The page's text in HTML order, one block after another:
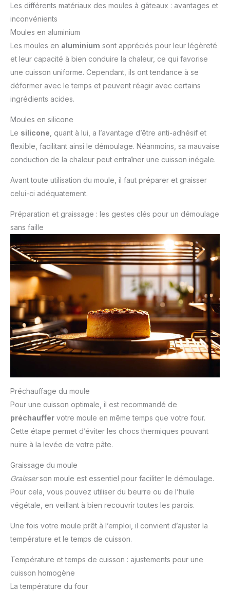
Les différents matériaux des moules à gâteaux : avantages et
inconvénients
Moules en aluminium
Les moules en aluminium sont appréciés pour leur légèreté
et leur capacité à bien conduire la chaleur, ce qui favorise
une cuisson uniforme. Cependant, ils ont tendance à se
déformer avec le temps et peuvent réagir avec certains
ingrédients acides.
Moules en silicone
Le silicone , quant à lui, a l’avantage d’être anti-adhésif et
flexible, facilitant ainsi le démoulage. Néanmoins, sa mauvaise
conduction de la chaleur peut entraîner une cuisson inégale.
Avant toute utilisation du moule, il faut préparer et graisser
celui-ci adéquatement.
Préparation et graissage : les gestes clés pour un démoulage
sans faille
Préchauffage du moule
Pour une cuisson optimale, il est recommandé de
préchauffer votre moule en même temps que votre four.
Cette étape permet d’éviter les chocs thermiques pouvant
nuire à la levée de votre pâte.
Graissage du moule
Graisserson moule est essentiel pour faciliter le démoulage.
Pour cela, vous pouvez utiliser du beurre ou de l’huile
végétale, en veillant à bien recouvrir toutes les parois.
Une fois votre moule prêt à l’emploi, il convient d’ajuster la
température et le temps de cuisson.
Température et temps de cuisson : ajustements pour une
cuisson homogène
La température du four